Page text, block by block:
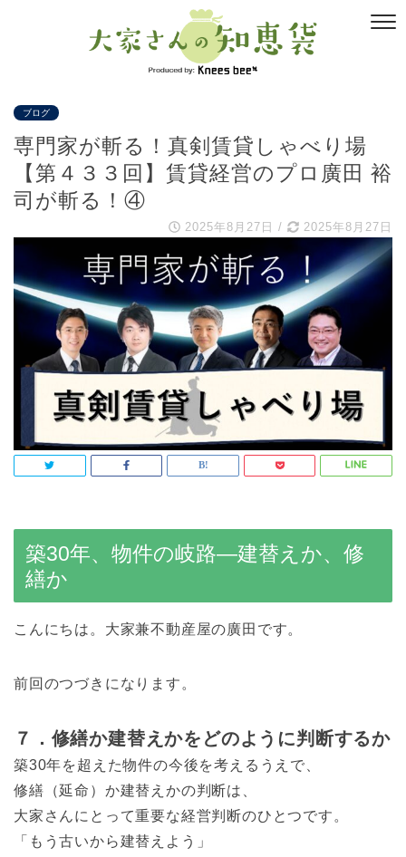
ブログ
専門家が斬る！真剣賃貸しゃべり場
【第４３３回】賃貸経営のプロ廣田 裕
司が斬る！④
2025年8月27日 / 2025年8月27日
築30年、物件の岐路―建替えか、修
繕か
こんにちは。大家兼不動産屋の廣田です。
前回のつづきになります。
７．修繕か建替えかをどのように判断するか
築30年を超えた物件の今後を考えるうえで、
修繕（延命）か建替えかの判断は、
大家さんにとって重要な経営判断のひとつです。
「もう古いから建替えよう」